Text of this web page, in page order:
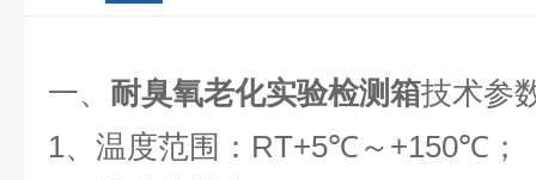
一、 耐臭氧老化实验检测箱技术参
1、温度范围：RT+5℃～+150℃；